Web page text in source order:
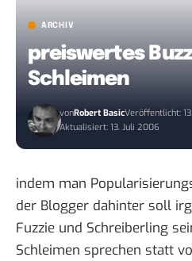
ARCHIV
preiswertes
Schleimen
vonRobert BasicVeröffentlicht:
Aktualisiert: 13. Juli 2006
indem man
der Blogger dahinter soll
Fuzzie und Schreiberling
Schleimen sprechen statt